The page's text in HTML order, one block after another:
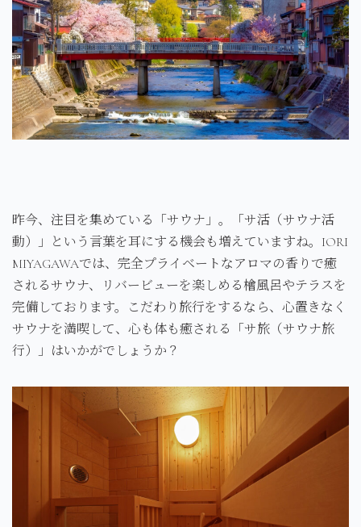
昨今、注目を集めている「サウナ」。「サ活（サウナ活
動）」という言葉を耳にする機会も増えていますね。IORI
MIYAGAWAでは、完全プライベートなアロマの香りで癒
されるサウナ、リバービューを楽しめる檜風呂やテラスを
完備しております。こだわり旅行をするなら、心置きなく
サウナを満喫して、心も体も癒される「サ旅（サウナ旅
行）」はいかがでしょうか？